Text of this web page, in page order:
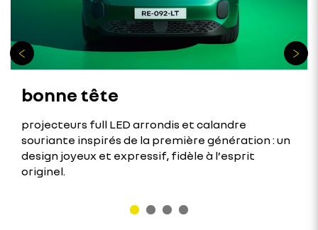
bonne tête
projecteurs full LED arrondis et calandre
souriante inspirés de la première génération : un
design joyeux et expressif, fidèle à l’esprit
originel.